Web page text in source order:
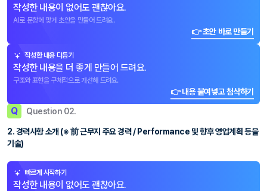
작성한 내용이 없어도 괜찮아요.
AI로 문항에 맞게 초안을 만들어 드려요.
👉 초안 바로 만들기
작성한 내용 다듬기
작성한 내용을 더 좋게 만들어 드려요.
구조와 표현을 구체적으로 개선해 드려요.
👉 내용 붙여넣고 첨삭하기
Q Question 02.
2. 경력사항 소개 (※ 前 근무지 주요 경력 / Performance 및 향후 영업계획 등을
기술)
빠르게 시작하기
작성한 내용이 없어도 괜찮아요.